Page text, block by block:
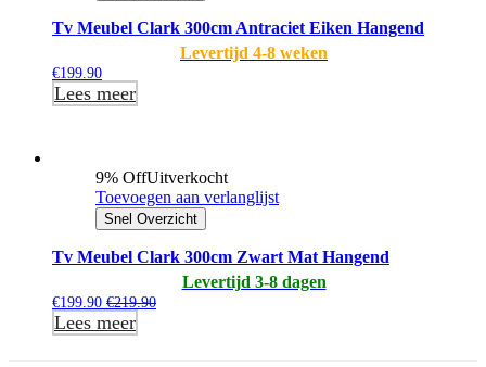
Tv Meubel Clark 300cm Antraciet Eiken Hangend
Levertijd 4-8 weken
€199.90
Lees meer
9% OffUitverkocht
Toevoegen aan verlanglijst
Snel Overzicht
Tv Meubel Clark 300cm Zwart Mat Hangend
Levertijd 3-8 dagen
€199.90 €219.90
Lees meer